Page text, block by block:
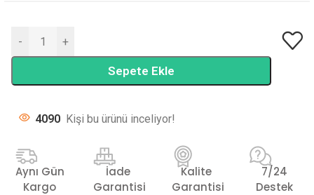
- +
Sepete Ekle
4090 Kişi bu ürünü inceliyor!
Aynı Gün
Kargo
İade
Garantisi
Kalite
Garantisi
7/24
Destek